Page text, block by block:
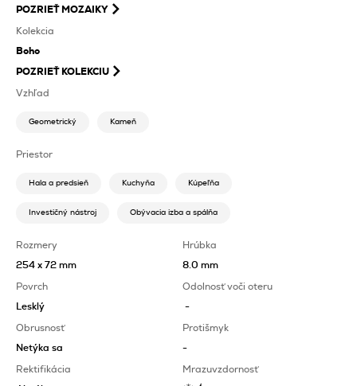
POZRIEŤMOZAIKY
Kolekcia
Boho
POZRIEŤ KOLEKCIU
Vzhľad
Geometrický Kameň
Priestor
Hala a predsieň Kuchyňa Kúpeľňa
Investičný nástroj Obývacia izba a spálňa
Rozmery
254 x 72 mm
Hrúbka
8.0 mm
Povrch
Lesklý
Odolnosť voči oteru
-
Obrusnosť
Netýka sa
Protišmyk
-
Rektifikácia Mrazuvzdornosť